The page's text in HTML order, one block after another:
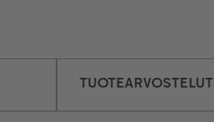
TUOTEARVOSTELUT